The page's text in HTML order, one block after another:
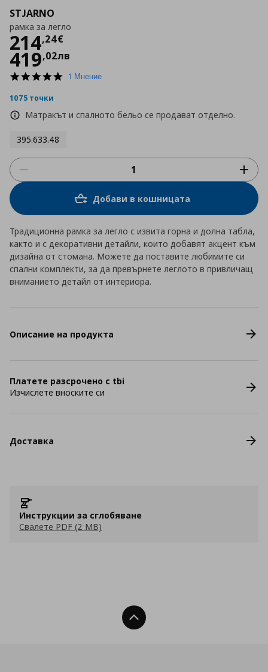
STJARNO
рамка за легло
214,24€
Цена
419,02лв
5.01 Мнение
1075 точки
Матракът и спалното бельо се продават отделно.
395.633.48
Добави в кошницата
Традиционна рамка за легло с извита горна и долна табла,
както и с декоративни детайли, които добавят акцент към
дизайна от стомана. Можете да поставите любимите си
спални комплекти, за да превърнете леглото в привличащ
вниманието детайл от интериора.
Описание на продукта
Платете разсрочено с tbi
Изчислете вноските си
Доставка
Инструкции за сглобяване
Свалете PDF (2 MB)
Нагоре